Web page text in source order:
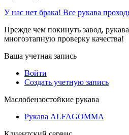
У нас нет брака! Все рукава
Прежде чем покинуть завод,
многоэтапную проверку качества!
Ваша учетная запись
Войти
Создать учетную запись
Маслобензостойкие рукава
Рукава ALFAGOMMA